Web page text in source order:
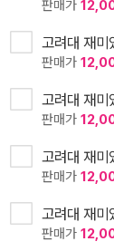
판매가
고려대 재미
판매가
고려대 재미
판매가
고려대 재미
판매가
고려대 재미
판매가